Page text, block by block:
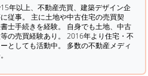
年以上、不動産売買、建築デザイン企
従事。 主に土地や中古住宅の売買契
士手続きを経験。 自身でも土地、中古
の売買経験あり。 2016年より住宅・不
としても活動中。 多数の不動産メディ